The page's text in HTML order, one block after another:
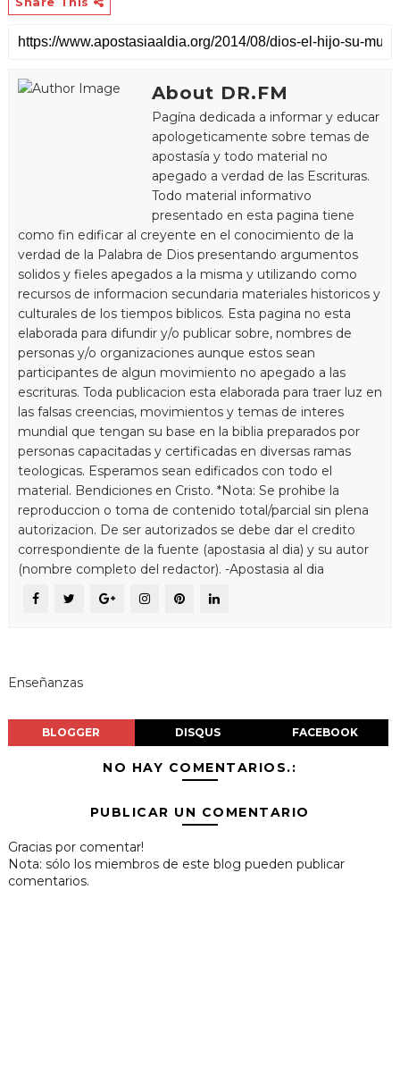
About DR.FM
Pagína dedicada a informar y educar
apologeticamente sobre temas de
apostasía y todo material no
apegado a verdad de las Escrituras.
Todo material informativo
presentado en esta pagina tiene
como fin edificar al creyente en el conocimiento de la
verdad de la Palabra de Dios presentando argumentos
solidos y fieles apegados a la misma y utilizando como
recursos de informacion secundaria materiales historicos y
culturales de los tiempos biblicos. Esta pagina no esta
elaborada para difundir y/o publicar sobre, nombres de
personas y/o organizaciones aunque estos sean
participantes de algun movimiento no apegado a las
escrituras. Toda publicacion esta elaborada para traer luz en
las falsas creencias, movimientos y temas de interes
mundial que tengan su base en la biblia preparados por
personas capacitadas y certificadas en diversas ramas
teologicas. Esperamos sean edificados con todo el
material. Bendiciones en Cristo. *Nota: Se prohibe la
reproduccion o toma de contenido total/parcial sin plena
autorizacion. De ser autorizados se debe dar el credito
correspondiente de la fuente (apostasia al dia) y su autor
(nombre completo del redactor). -Apostasia al dia
Enseñanzas
BLOGGER DISQUS FACEBOOK
NO HAY COMENTARIOS.:
PUBLICAR UN COMENTARIO
Gracias por comentar!
Nota: sólo los miembros de este blog pueden publicar
comentarios.